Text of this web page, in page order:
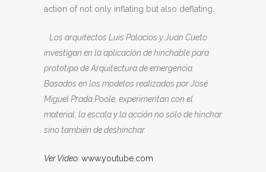
action of not only inflating but also deflating.
Los arquitectos Luis Palacios y Juan Cueto
investigan en la aplicación de hinchable para
prototipo de Arquitectura de emergencia.
Basados en los modelos realizados por José
Miguel Prada Poole, experimentan con el
material, la escala y la acción no sólo de hinchar
sino también de deshinchar.
Ver Video:www.youtube.com